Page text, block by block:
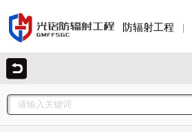
防辐射工程 |